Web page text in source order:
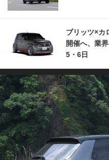
ブリッツ×カ
開催へ、業
5・6日